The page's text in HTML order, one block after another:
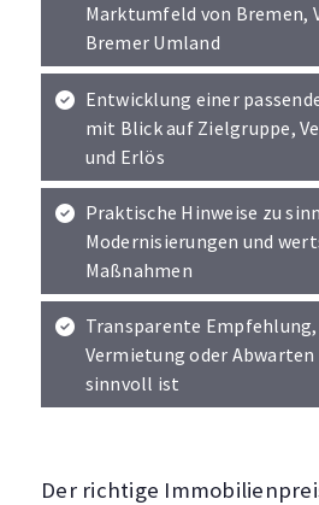
Marktumfeld von Bremen,
Bremer Umland
Entwicklung einer
mit Blick auf Zielgruppe,
und Erlös
Praktische Hinweise zu
Modernisierungen und
Maßnahmen
Transparente Empfehlung,
Vermietung oder
sinnvoll ist
Der richtige